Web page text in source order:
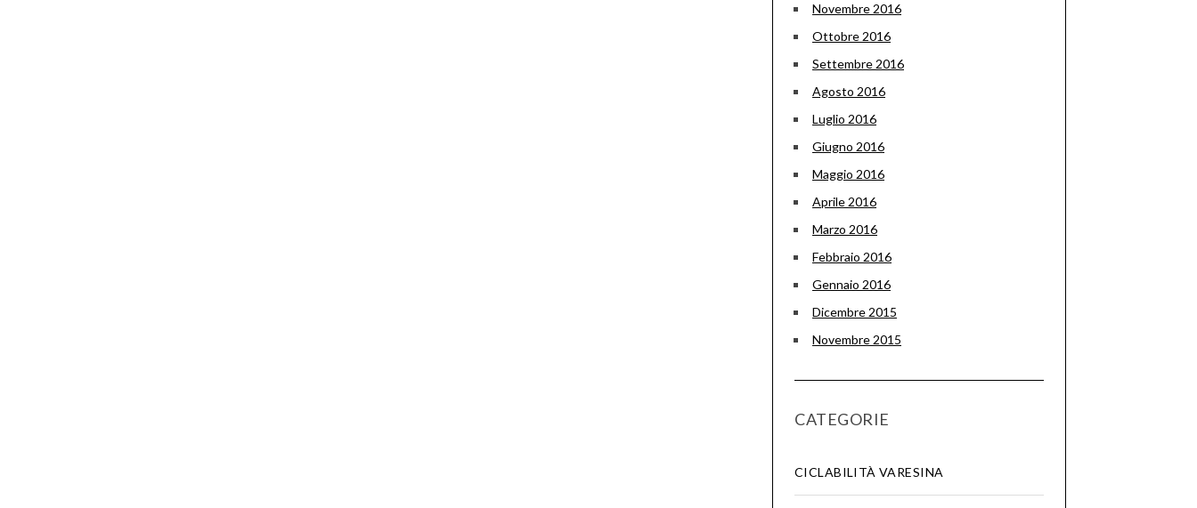
Novembre 2016
Ottobre 2016
Settembre 2016
Agosto 2016
Luglio 2016
Giugno 2016
Maggio 2016
Aprile 2016
Marzo 2016
Febbraio 2016
Gennaio 2016
Dicembre 2015
Novembre 2015
CATEGORIE
CICLABILITÀ VARESINA